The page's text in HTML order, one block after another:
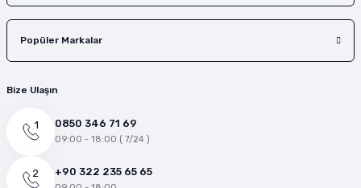
Popüler Markalar
Bize Ulaşın
0850 346 71 69
09:00 - 18:00 ( 7/24 )
+90 322 235 65 65